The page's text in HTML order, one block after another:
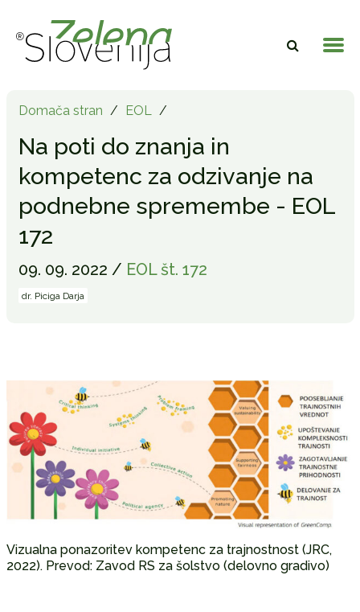
Domača stran / EOL /
Na poti do znanja in
kompetenc za odzivanje na
podnebne spremembe - EOL
172
09. 09. 2022 / EOL št. 172
dr. Piciga Darja
Vizualna ponazoritev kompetenc za trajnostnost (JRC,
2022). Prevod: Zavod RS za šolstvo (delovno gradivo)